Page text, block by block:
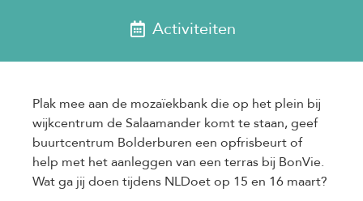
Activiteiten
Plak mee aan de mozaïekbank die op het plein bij
wijkcentrum de Salaamander komt te staan, geef
buurtcentrum Bolderburen een opfrisbeurt of
help met het aanleggen van een terras bij BonVie.
Wat ga jij doen tijdens NLDoet op 15 en 16 maart?